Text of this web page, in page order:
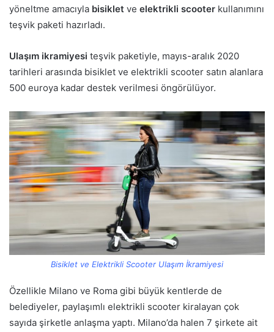
yöneltme amacıyla bisiklet ve elektrikli scooter kullanımını
teşvik paketi hazırladı.
Ulaşım ikramiyesi teşvik paketiyle, mayıs-aralık 2020
tarihleri arasında bisiklet ve elektrikli scooter satın alanlara
500 euroya kadar destek verilmesi öngörülüyor.
Bisiklet ve Elektrikli Scooter Ulaşım İkramiyesi
Özellikle Milano ve Roma gibi büyük kentlerde de
belediyeler, paylaşımlı elektrikli scooter kiralayan çok
sayıda şirketle anlaşma yaptı. Milano’da halen 7 şirkete ait